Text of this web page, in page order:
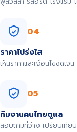
04
ราคาโปร่งใส
เห็นราคาและเงื่อนไขชัดเ
05
ทีมงานคนไทยดูแล
สอบถามที่ว่าง เปรียบเทีย